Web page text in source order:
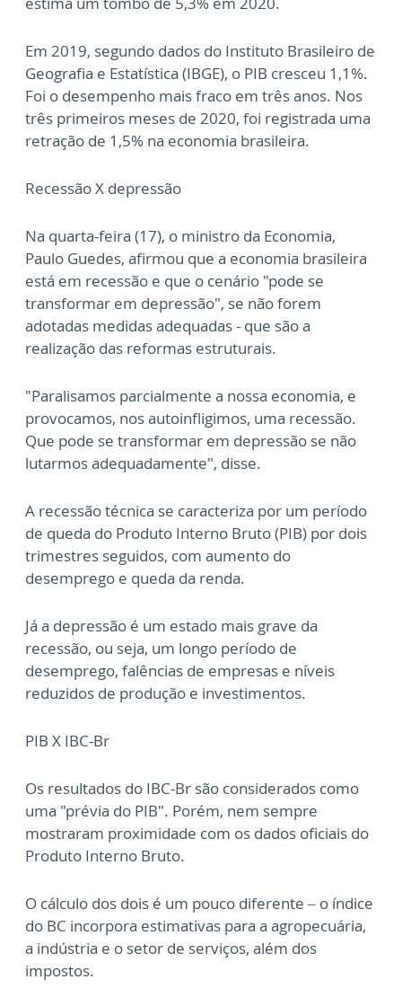
Em 2019, segundo dados do Instituto Brasileiro de
Geografia e Estatística (IBGE), o PIB cresceu 1,1%.
Foi o desempenho mais fraco em três anos. Nos
três primeiros meses de 2020, foi registrada uma
retração de 1,5% na economia brasileira.
Recessão X depressão
Na quarta-feira (17), o ministro da Economia,
Paulo Guedes, afirmou que a economia brasileira
está em recessão e que o cenário "pode se
transformar em depressão", se não forem
adotadas medidas adequadas - que são a
realização das reformas estruturais.
"Paralisamos parcialmente a nossa economia, e
provocamos, nos autoinfligimos, uma recessão.
Que pode se transformar em depressão se não
lutarmos adequadamente", disse.
A recessão técnica se caracteriza por um período
de queda do Produto Interno Bruto (PIB) por dois
trimestres seguidos, com aumento do
desemprego e queda da renda.
Já a depressão é um estado mais grave da
recessão, ou seja, um longo período de
desemprego, falências de empresas e níveis
reduzidos de produção e investimentos.
PIB X IBC-Br
Os resultados do IBC-Br são considerados como
uma "prévia do PIB". Porém, nem sempre
mostraram proximidade com os dados oficiais do
Produto Interno Bruto.
O cálculo dos dois é um pouco diferente – o índice
do BC incorpora estimativas para a agropecuária,
a indústria e o setor de serviços, além dos
impostos.